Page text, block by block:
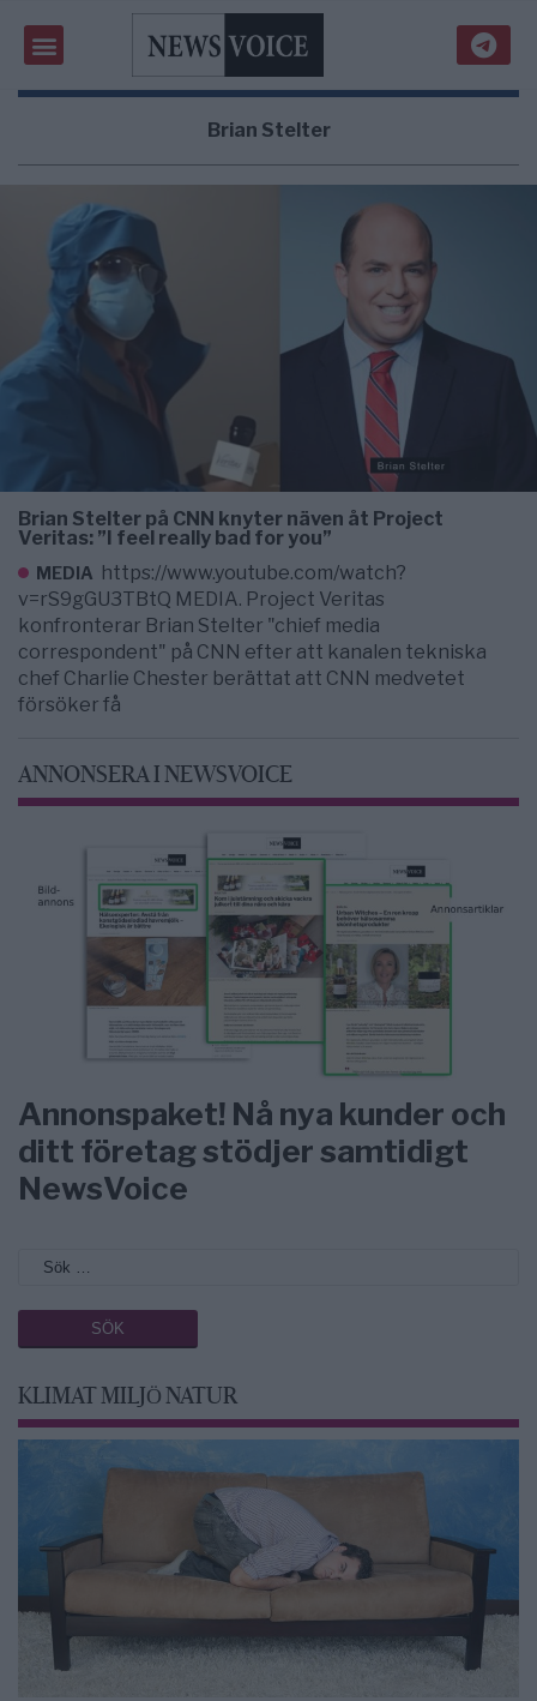
Brian Stelter
Brian Stelter på CNN knyter näven åt Project
Veritas: ”I feel really bad for you”
MEDIA https://www.youtube.com/watch?
v=rS9gGU3TBtQ MEDIA. Project Veritas
konfronterar Brian Stelter "chief media
correspondent" på CNN efter att kanalen tekniska
chef Charlie Chester berättat att CNN medvetet
försöker få
ANNONSERA I NEWSVOICE
Annonspaket! Nå nya kunder och
ditt företag stödjer samtidigt
NewsVoice
KLIMAT MILJÖ NATUR